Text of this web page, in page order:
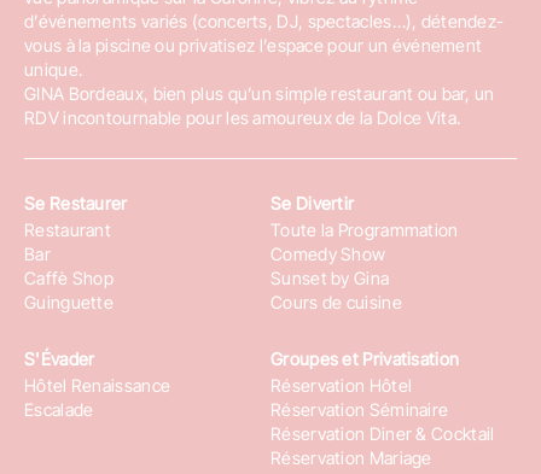
d’événements variés (concerts, DJ, spectacles…), détendez-
vous à la piscine ou privatisez l’espace pour un événement
unique.
GINA Bordeaux, bien plus qu’un simple restaurant ou bar, un
RDV incontournable pour les amoureux de la Dolce Vita.
Se Restaurer
Restaurant
Bar
Caffè Shop
Guinguette
Se Divertir
Toute la Programmation
Comedy Show
Sunset by Gina
Cours de cuisine
S'Évader
Hôtel Renaissance
Escalade
Groupes et Privatisation
Réservation Hôtel
Réservation Séminaire
Réservation Diner & Cocktail
Réservation Mariage